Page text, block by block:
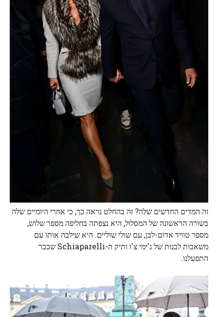
זה המדים החדשים שלה? זה בהחלט נראה כך, כי אחרי היומיים שלה
בשורה הראשונה של המסלול, היא נצפתה בחליפה מספר שלוש,
מספר טוויד אדום-לבן, עם שולי שוליים. היא שילבה אותו עם
משאבות לבנות של ג'ימי צ'ו ותיק ה-Schiaparelli שכבר
התפעלנו.